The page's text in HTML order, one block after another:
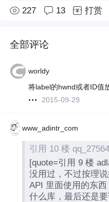
227 13 打赏
全部评论
worldy
将label的hwnd或者ID值
2015-09-29
www_adintr_com
引用 10 楼
[quote=引用 9 楼
没用过，不过按理
API 里面使用的东
什么库，最后还是